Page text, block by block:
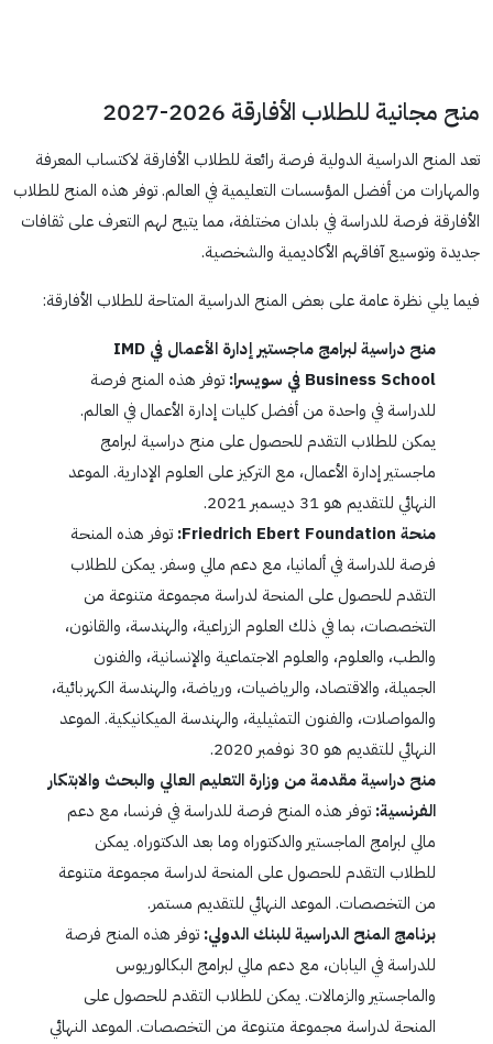
منح مجانية للطلاب الأفارقة 2026-2027
تعد المنح الدراسية الدولية فرصة رائعة للطلاب الأفارقة لاكتساب المعرفة
والمهارات من أفضل المؤسسات التعليمية في العالم. توفر هذه المنح للطلاب
الأفارقة فرصة للدراسة في بلدان مختلفة، مما يتيح لهم التعرف على ثقافات
جديدة وتوسيع آفاقهم الأكاديمية والشخصية.
فيما يلي نظرة عامة على بعض المنح الدراسية المتاحة للطلاب الأفارقة:
منح دراسية لبرامج ماجستير إدارة الأعمال في IMD
Business School في سويسرا:
توفر هذه المنح فرصة
للدراسة في واحدة من أفضل كليات إدارة الأعمال في العالم.
يمكن للطلاب التقدم للحصول على منح دراسية لبرامج
ماجستير إدارة الأعمال، مع التركيز على العلوم الإدارية. الموعد
النهائي للتقديم هو 31 ديسمبر 2021.
منحة Friedrich Ebert Foundation:
توفر هذه المنحة
فرصة للدراسة في ألمانيا، مع دعم مالي وسفر. يمكن للطلاب
التقدم للحصول على المنحة لدراسة مجموعة متنوعة من
التخصصات، بما في ذلك العلوم الزراعية، والهندسة، والقانون،
والطب، والعلوم، والعلوم الاجتماعية والإنسانية، والفنون
الجميلة، والاقتصاد، والرياضيات، ورياضة، والهندسة الكهربائية،
والمواصلات، والفنون التمثيلية، والهندسة الميكانيكية. الموعد
النهائي للتقديم هو 30 نوفمبر 2020.
منح دراسية مقدمة من وزارة التعليم العالي والبحث والابتكار
الفرنسية: توفر هذه المنح فرصة للدراسة في فرنسا، مع دعم
مالي لبرامج الماجستير والدكتوراه وما بعد الدكتوراه. يمكن
للطلاب التقدم للحصول على المنحة لدراسة مجموعة متنوعة
من التخصصات. الموعد النهائي للتقديم مستمر.
برنامج المنح الدراسية للبنك الدولي: توفر هذه المنح فرصة
للدراسة في اليابان، مع دعم مالي لبرامج البكالوريوس
والماجستير والزمالات. يمكن للطلاب التقدم للحصول على
المنحة لدراسة مجموعة متنوعة من التخصصات. الموعد النهائي